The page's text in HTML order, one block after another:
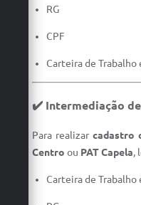
RG
CPF
Carteira de Trabalho
✔️ Intermediação
Para realizarcadastro
Centro ou PAT Capela,
Carteira de Trabalho